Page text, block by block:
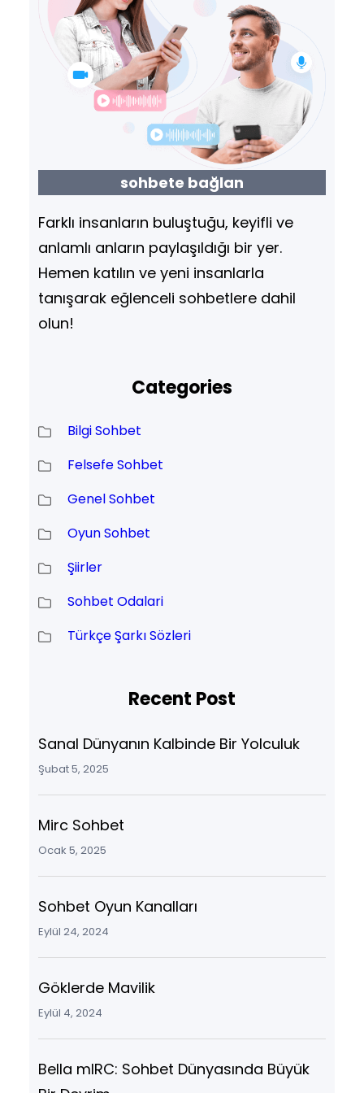
sohbete bağlan
Farklı insanların buluştuğu, keyifli ve
anlamlı anların paylaşıldığı bir yer.
Hemen katılın ve yeni insanlarla
tanışarak eğlenceli sohbetlere dahil
olun!
Categories
Bilgi Sohbet
Felsefe Sohbet
Genel Sohbet
Oyun Sohbet
Şiirler
Sohbet Odalari
Türkçe Şarkı Sözleri
Recent Post
Sanal Dünyanın Kalbinde Bir Yolculuk
Şubat 5, 2025
Mirc Sohbet
Ocak 5, 2025
Sohbet Oyun Kanalları
Eylül 24, 2024
Göklerde Mavilik
Eylül 4, 2024
Bella mIRC: Sohbet Dünyasında Büyük